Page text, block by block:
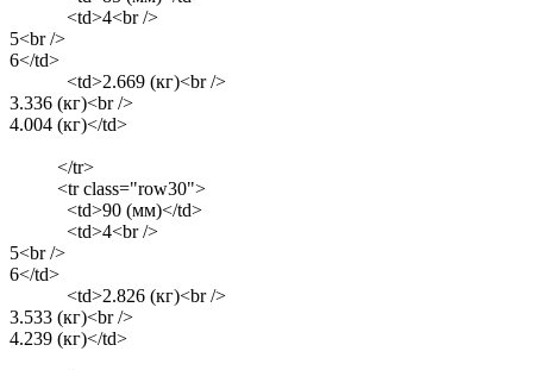
<td>4<br />
5<br />
6</td>
<td>2.669 (кг)<br />
3.336 (кг)<br />
4.004 (кг)</td>
</tr>
<tr class="row30">
<td>90 (мм)</td>
<td>4<br />
5<br />
6</td>
<td>2.826 (кг)<br />
3.533 (кг)<br />
4.239 (кг)</td>